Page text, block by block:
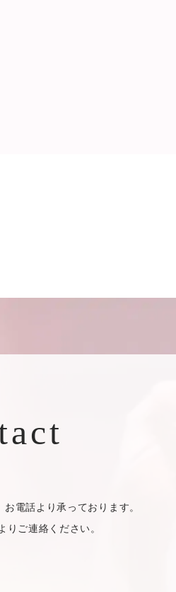
電話より承っております。
ご連絡ください。